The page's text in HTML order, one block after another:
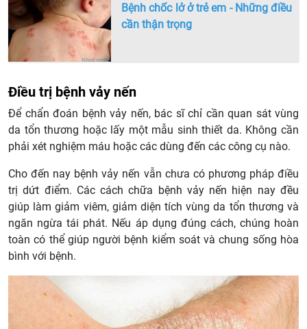
Bệnh chốc lở ở trẻ em - Những điều
cần thận trọng
Điều trị bệnh vảy nến
Để chẩn đoán bệnh vảy nến, bác sĩ chỉ cần quan sát vùng
da tổn thương hoặc lấy một mẫu sinh thiết da. Không cần
phải xét nghiệm máu hoặc các dùng đến các công cụ nào.
Cho đến nay bệnh vảy nến vẫn chưa có phương pháp điều
trị dứt điểm. Các cách chữa bệnh vảy nến hiện nay đều
giúp làm giảm viêm, giảm diện tích vùng da tổn thương và
ngăn ngừa tái phát. Nếu áp dụng đúng cách, chúng hoàn
toàn có thể giúp người bệnh kiểm soát và chung sống hòa
bình với bệnh.